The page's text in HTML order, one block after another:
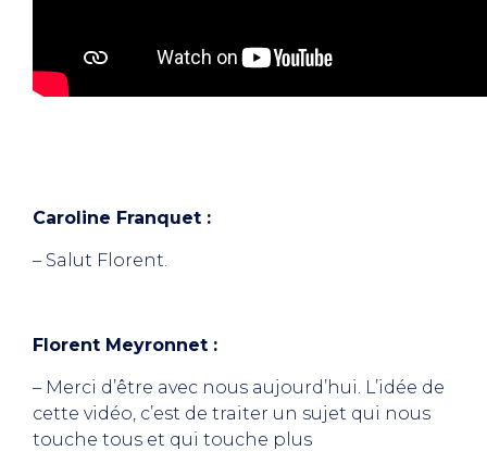
Caroline Franquet :
– Salut Florent.
Florent Meyronnet :
– Merci d’être avec nous aujourd’hui. L’idée de
cette vidéo, c’est de traiter un sujet qui nous
touche tous et qui touche plus